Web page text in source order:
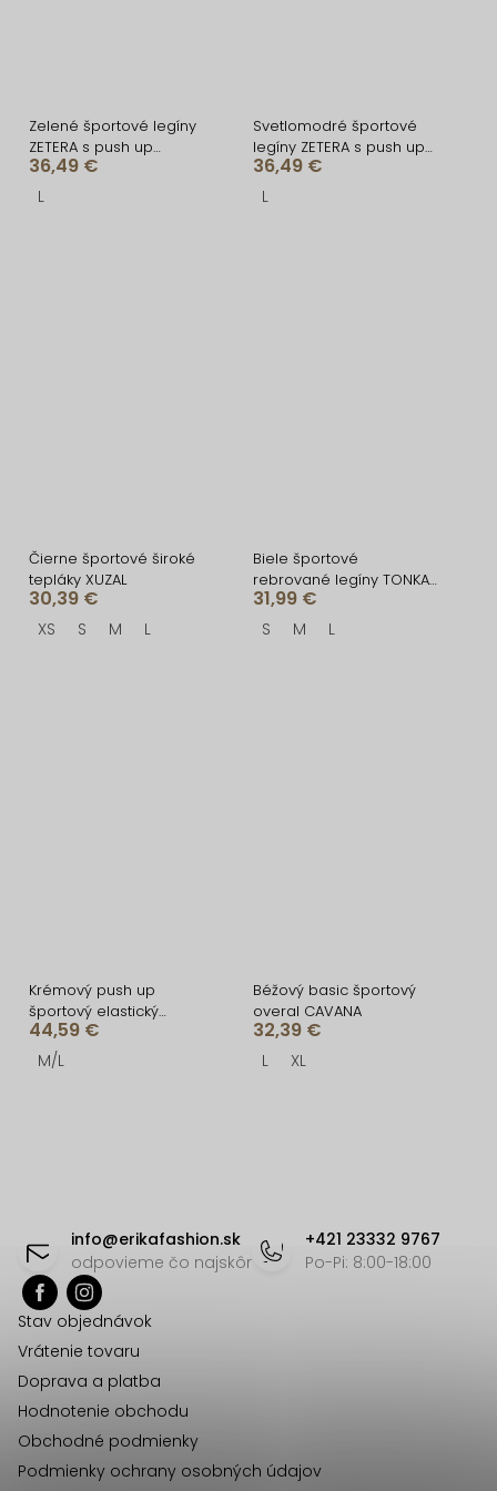
Zelené športové legíny
ZETERA s push up
efektom
36,49 €
L
Svetlomodré športové
legíny ZETERA s push up
efektom
36,49 €
L
Čierne športové široké
tepláky XUZAL
30,39 €
XS S M L
Biele športové
rebrované legíny TONKA
do V
31,99 €
S M L
Krémový push up
športový elastický
komplet SONYA
44,59 €
M/L
Béžový basic športový
overal CAVANA
32,39 €
L XL
a
y
info@erikafashion.sk
odpovieme čo najskôr
+421 23332 9767
Po-Pi: 8:00-18:00
Stav objednávok
Vrátenie tovaru
Doprava a platba
Hodnotenie obchodu
Obchodné podmienky
Podmienky ochrany osobných údajov